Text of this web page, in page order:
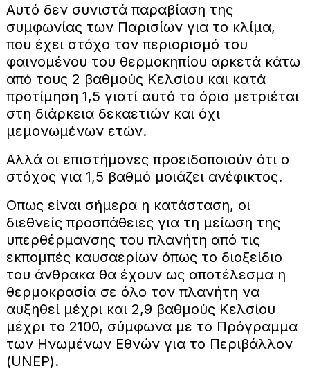
Αυτό δεν συνιστά παραβίαση της
συμφωνίας των Παρισίων για το κλίμα,
που έχει στόχο τον περιορισμό του
φαινομένου του θερμοκηπίου αρκετά κάτω
από τους 2 βαθμούς Κελσίου και κατά
προτίμηση 1,5 γιατί αυτό το όριο μετριέται
στη διάρκεια δεκαετιών και όχι
μεμονωμένων ετών.
Αλλά οι επιστήμονες προειδοποιούν ότι ο
στόχος για 1,5 βαθμό μοιάζει ανέφικτος.
Οπως είναι σήμερα η κατάσταση, οι
διεθνείς προσπάθειες για τη μείωση της
υπερθέρμανσης του πλανήτη από τις
εκπομπές καυσαερίων όπως το διοξείδιο
του άνθρακα θα έχουν ως αποτέλεσμα η
θερμοκρασία σε όλο τον πλανήτη να
αυξηθεί μέχρι και 2,9 βαθμούς Κελσίου
μέχρι το 2100, σύμφωνα με το Πρόγραμμα
των Ηνωμένων Εθνών για το Περιβάλλον
(UNEP).